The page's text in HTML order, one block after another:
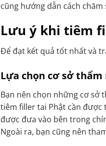
cũng hướng dẫn cách
Lưu ý khi tiêm
Để đạt kết quả tốt nhất và
Lựa chọn cơ sở
Bạn nên chọn những cơ sở
tiêm filler tai Phật cần được
được đưa vào bên trong
Ngoài ra, bạn cũng nên